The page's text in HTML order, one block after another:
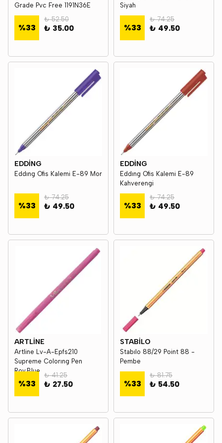
Grade Pvc Free 1191N36E
%33
₺ 52.50
₺ 35.00
Siyah
%33
₺ 74.25
₺ 49.50
EDDİNG
Eddıng Ofis Kalemi E-89 Mor
%33
₺ 74.25
₺ 49.50
EDDİNG
Eddıng Ofis Kalemi E-89
Kahverengi
%33
₺ 74.25
₺ 49.50
ARTLİNE
Artline Lv-A-Epfs210
Supreme Colorıng Pen
Roy.Blue
%33
₺ 41.25
₺ 27.50
STABİLO
Stabılo 88/29 Point 88 -
Pembe
%33
₺ 81.75
₺ 54.50